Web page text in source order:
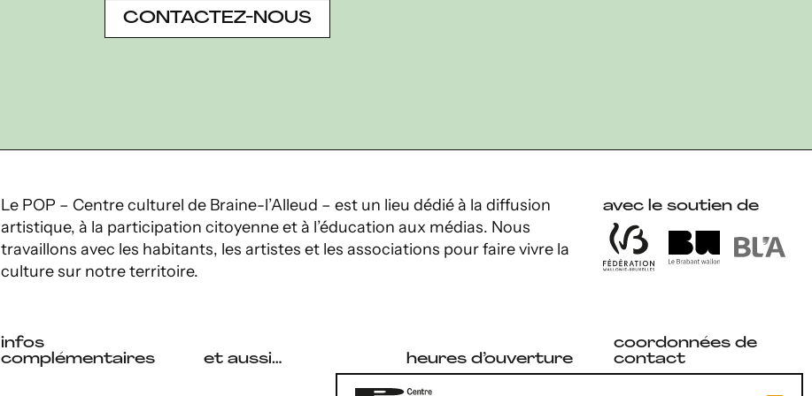
a
o
n
CONTACTEZ-NOUS
Le POP – Centre culturel de Braine-l’Alleud – est un lieu dédié à la diffusion
artistique, à la participation citoyenne et à l’éducation aux médias. Nous
travaillons avec les habitants, les artistes et les associations pour faire vivre la
culture sur notre territoire.
avec le soutien de
infos
complémentaires
et aussi… heures d’ouverture
coordonnées de
contact